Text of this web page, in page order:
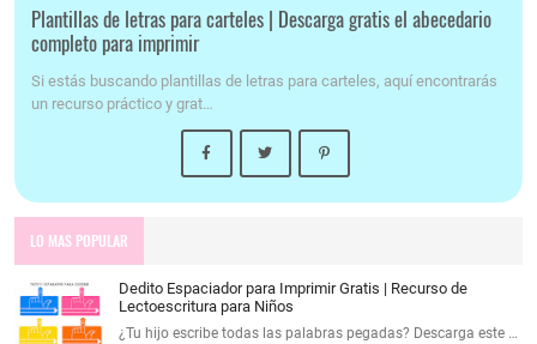
Plantillas de letras para carteles | Descarga gratis el abecedario
completo para imprimir
Si estás buscando plantillas de letras para carteles, aquí encontrarás
un recurso práctico y grat…
LO MAS POPULAR
Dedito Espaciador para Imprimir Gratis | Recurso de
Lectoescritura para Niños
¿Tu hijo escribe todas las palabras pegadas? Descarga este …